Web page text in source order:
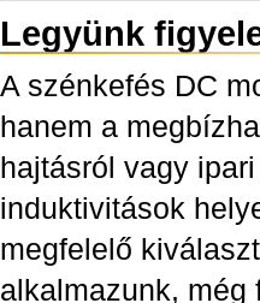
Legyünk
A szénkefés DC
hanem a
hajtásról vagy
induktivitások
megfelelő
alkalmazunk, még